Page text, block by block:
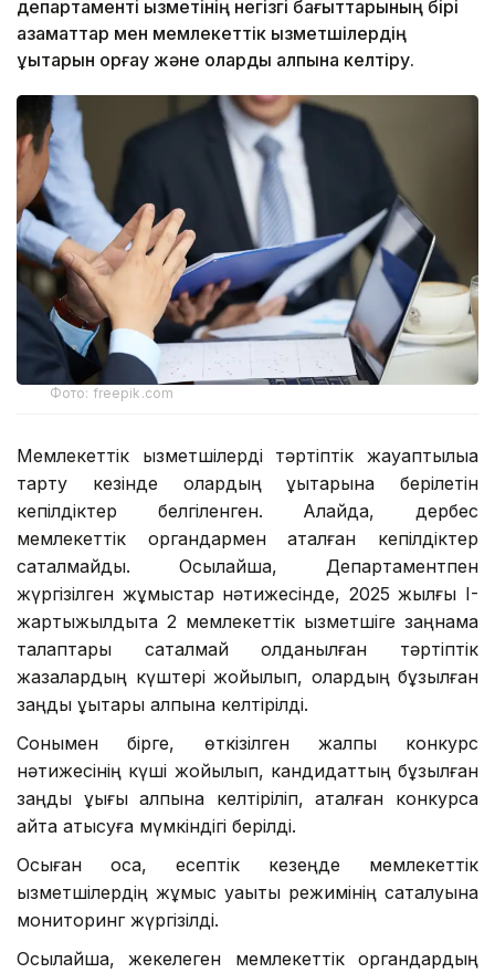
департаменті қызметінің негізгі бағыттарының бірі
азаматтар мен мемлекеттік қызметшілердің
құқықтарын қорғау және оларды қалпына келтіру.
Фото: freepik.com
Мемлекеттiк қызметшiлерді тәртiптiк жауаптылыққа
тарту кезiнде олардың құқықтарына берілетін
кепiлдiктер белгіленген. Алайда, дербес
мемлекеттік органдармен аталған кепілдіктер
сақталмайды. Осылайша, Департаментпен
жүргізілген жұмыстар нәтижесінде, 2025 жылғы I-
жартыжылдықта 2 мемлекеттік қызметшіге заңнама
талаптары сақталмай қолданылған тәртіптік
жазалардың күштері жойылып, олардың бұзылған
заңды құқықтары қалпына келтірілді.
Сонымен бірге, өткізілген жалпы конкурс
нәтижесінің күші жойылып, кандидаттың бұзылған
заңды құқығы қалпына келтіріліп, аталған конкурсқа
қайта қатысуға мүмкіндігі берілді.
Осыған қоса, есептік кезеңде мемлекеттік
қызметшілердің жұмыс уақыты режимінің сақталуына
мониторинг жүргізілді.
Осылайша, жекелеген мемлекеттік органдардың